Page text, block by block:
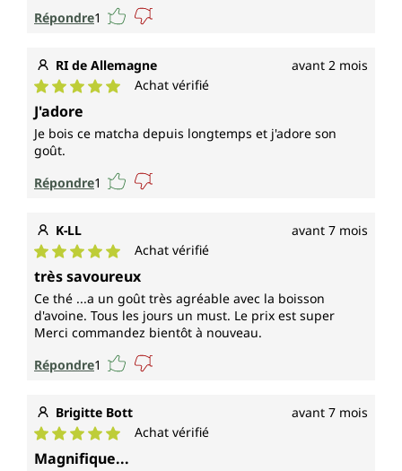
Répondre1
RI de Allemagne avant 2 mois
Note moyenne de 5 sur 5 étoiles
Achat vérifié
J'adore
Je bois ce matcha depuis longtemps et j'adore son
goût.
Répondre1
K-LL avant 7 mois
Note moyenne de 5 sur 5 étoiles
Achat vérifié
très savoureux
Ce thé ...a un goût très agréable avec la boisson
d'avoine. Tous les jours un must. Le prix est super
Merci commandez bientôt à nouveau.
Répondre1
Brigitte Bott avant 7 mois
Note moyenne de 5 sur 5 étoiles
Achat vérifié
Magnifique...